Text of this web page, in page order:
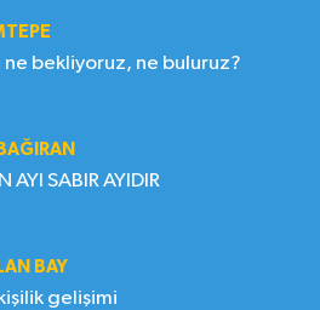
bekliyoruz, ne buluruz?
AYI SABIR AYIDIR
BAY
gelişimi